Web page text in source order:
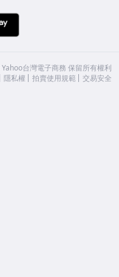
Yahoo台灣電子商務 保留所有權利
隱私權 拍賣使用規範 交易安全